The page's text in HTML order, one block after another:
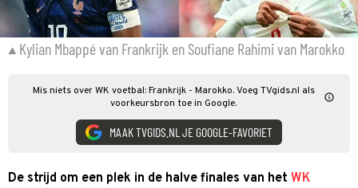
Kylian Mbappé van Frankrijk en Soufiane Rahimi van Marokko
Mis niets over WK voetbal: Frankrijk - Marokko. Voeg TVgids.nl als
voorkeursbron toe in Google.
MAAK TVGIDS.NL JE GOOGLE-FAVORIET
De strijd om een plek in de halve finales van het WK